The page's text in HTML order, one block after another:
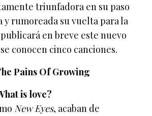
triunfadora en su paso
rumoreada su vuelta para la
en breve este nuevo
conocen cinco canciones.
Pains Of Growing
is love?
New Eyes, acaban de